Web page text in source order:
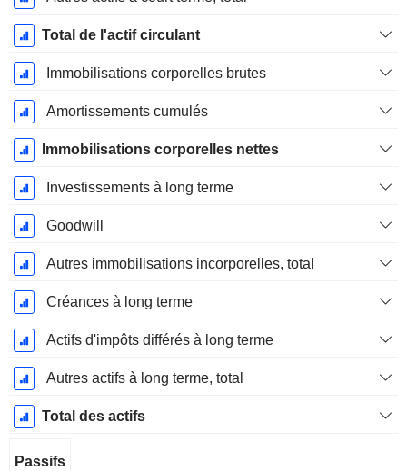
Total de l'actif circulant
Immobilisations corporelles brutes
Amortissements cumulés
Immobilisations corporelles nettes
Investissements à long terme
Goodwill
Autres immobilisations incorporelles, total
Créances à long terme
Actifs d'impôts différés à long terme
Autres actifs à long terme, total
Total des actifs
Passifs